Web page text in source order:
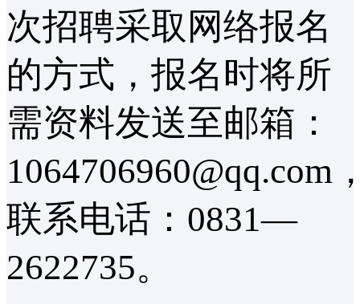
次招聘采取网络报名
的方式，报名时将所
需资料发送至邮箱：
1064706960@qq.com
联系电话：0831—
2622735。